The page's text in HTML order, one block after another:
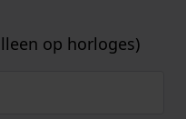
op horloges)